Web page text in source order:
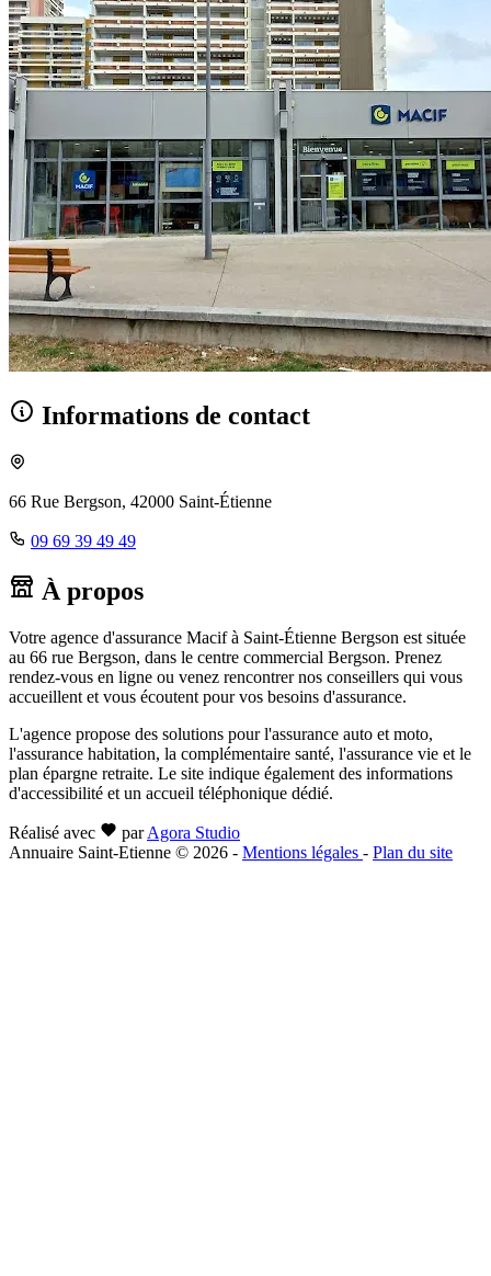
Informations de contact
66 Rue Bergson, 42000 Saint-Étienne
09 69 39 49 49
À propos
Votre agence d'assurance Macif à Saint-Étienne Bergson est située
au 66 rue Bergson, dans le centre commercial Bergson. Prenez
rendez-vous en ligne ou venez rencontrer nos conseillers qui vous
accueillent et vous écoutent pour vos besoins d'assurance.
L'agence propose des solutions pour l'assurance auto et moto,
l'assurance habitation, la complémentaire santé, l'assurance vie et le
plan épargne retraite. Le site indique également des informations
d'accessibilité et un accueil téléphonique dédié.
Réalisé avec par Agora Studio
Annuaire Saint-Etienne © 2026 - Mentions légales - Plan du site